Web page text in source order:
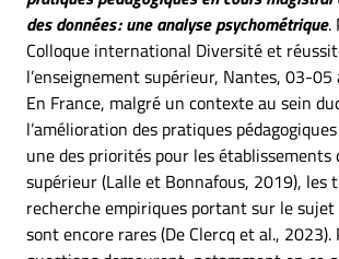
des données : une analyse psychométrique.
Colloque international Diversité et
l’enseignement supérieur, Nantes, 03-
En France, malgré un contexte au sein
l’amélioration des pratiques
une des priorités pour les établissements
supérieur (Lalle et Bonnafous, 2019), les
recherche empiriques portant sur le sujet
sont encore rares (De Clercq et al.,